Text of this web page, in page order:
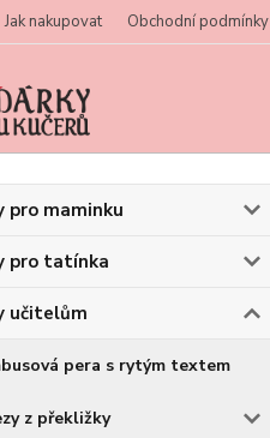
Jak nakupovat Obchodní podmínky
pro maminku
pro tatínka
učitelům
pera s rytým textem
z překližky